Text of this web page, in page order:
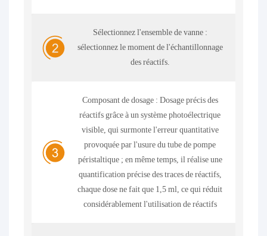
Sélectionnez l'ensemble de vanne :
sélectionnez le moment de l'échantillonnage
des réactifs.
Composant de dosage : Dosage précis des
réactifs grâce à un système photoélectrique
visible, qui surmonte l'erreur quantitative
provoquée par l'usure du tube de pompe
péristaltique ; en même temps, il réalise une
quantification précise des traces de réactifs,
chaque dose ne fait que 1,5 ml, ce qui réduit
considérablement l'utilisation de réactifs